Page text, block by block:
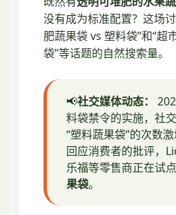
没有成为标准配置？这场
肥蔬果袋 vs 塑料袋”和“超
袋”等话题的自然搜索量。
📢社交媒体动态：
料袋禁令的实施，社
“塑料蔬果袋”的次数
回应消费者的批评，
乐福等零售商正在试
果袋。